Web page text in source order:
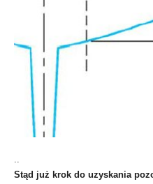
..
Stąd już krok do uzyskania